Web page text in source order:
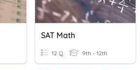
SAT Math
12 Q 9th - 12th